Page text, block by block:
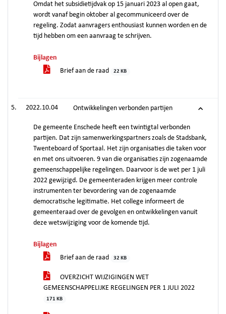
Omdat het subsidietijdvak op 15 januari 2023 al open gaat,
wordt vanaf begin oktober al gecommuniceerd over de
regeling. Zodat aanvragers enthousiast kunnen worden en de
tijd hebben om een aanvraag te schrijven.
Bijlagen
Brief aan de raad
22 KB
2022.10.04 Ontwikkelingen verbonden partijen
De gemeente Enschede heeft een twintigtal verbonden
partijen. Dat zijn samenwerkingspartners zoals de Stadsbank,
Twenteboard of Sportaal. Het zijn organisaties die taken voor
en met ons uitvoeren. 9 van die organisaties zijn zogenaamde
gemeenschappelijke regelingen. Daarvoor is de wet per 1 juli
2022 gewijzigd. De gemeenteraden krijgen meer controle
instrumenten ter bevordering van de zogenaamde
democratische legitimatie. Het college informeert de
gemeenteraad over de gevolgen en ontwikkelingen vanuit
deze wetswijziging voor de komende tijd.
Bijlagen
Brief aan de raad
32 KB
OVERZICHT WIJZIGINGEN WET
GEMEENSCHAPPELIJKE REGELINGEN PER 1 JULI 2022
171 KB